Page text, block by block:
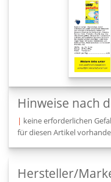
Hinweise nach
| keine erforderlichen
für diesen Artikel
Hersteller/